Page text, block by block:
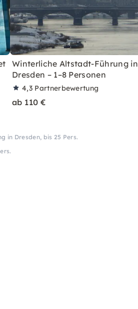
Winterliche Altstadt-Führung in
Dresden – 1–8 Personen
4,3 Partnerbewertung
ab 110 €
in Dresden, bis 25 Pers.